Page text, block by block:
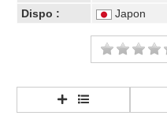
Dispo :
Japon